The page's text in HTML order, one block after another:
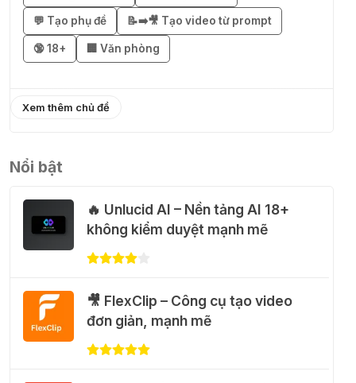
02 Thg 08 2026
֎ Cách nhận ChatGPT Go 12 tháng
💃 Tạo video AI nhảy múa với
Google Flow Motion Control
🐈 Nhận miễn phí 30 video AI + 100
31 Thg 07 2026
💬 Tạo phụ đề 📝➡️🎥 Tạo video từ prompt
🔞 18+ 🏢 Văn phòng
Xem thêm chủ đề
Nổi bật
🔥 Unlucid AI – Nền tảng AI 18+
không kiểm duyệt mạnh mẽ
🎥 FlexClip – Công cụ tạo video
đơn giản, mạnh mẽ